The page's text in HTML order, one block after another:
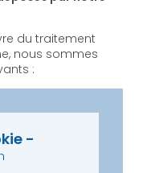
du traitement
nous sommes
: